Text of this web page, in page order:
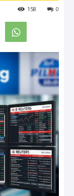
0
158